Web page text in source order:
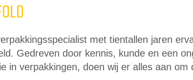
met tientallen jaren
Gedreven door kennis, kunde en een
in verpakkingen, doen wij er alles aan